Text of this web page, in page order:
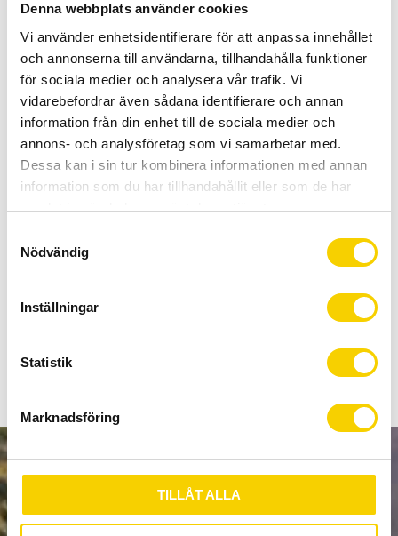
Denna webbplats använder cookies
Vi använder enhetsidentifierare för att anpassa innehållet
och annonserna till användarna, tillhandahålla funktioner
för sociala medier och analysera vår trafik. Vi
vidarebefordrar även sådana identifierare och annan
information från din enhet till de sociala medier och
annons- och analysföretag som vi samarbetar med.
Dessa kan i sin tur kombinera informationen med annan
information som du har tillhandahållit eller som de har
samlat in när du har använt deras tjänster.
v
a
Nödvändig
Inställningar
Statistik
Marknadsföring
TILLÅT ALLA
Allt inom cykel på ett ställe
Kunnig personal och hög kundnöjdhet
Lagerstatus
5 st i lager
Artikelnr
YPM8335111
Monark Monika 3‑vxl är en av Sveriges mest populära
aluminiumramen ger en stabil och upprätt körställning
som uppskattas av cyklister i alla åldrar. Den något
mer kompakta 51‑cm ramen gör modellen perfekt för
cyklister från cirka 150 cm, vilket gör den extra lätt att
NYHETSBREV